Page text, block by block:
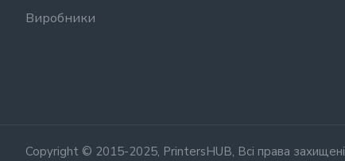
Виробники
Copyright © 2015-2025, PrintersHUB, Всі права захищені